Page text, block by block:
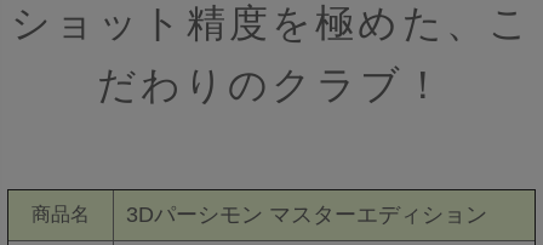
ショット精度を極めた、こ
だわりのクラブ！
商品名 3Dパーシモン マスターエディション